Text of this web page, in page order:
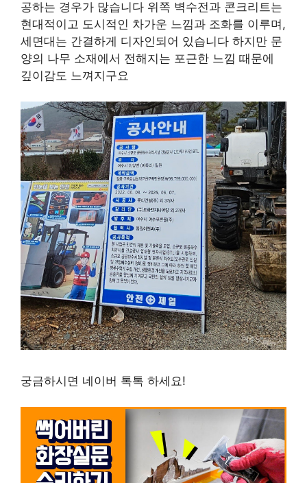
공하는 경우가 많습니다 위쪽 벽수전과 콘크리트는
현대적이고 도시적인 차가운 느낌과 조화를 이루며,
세면대는 간결하게 디자인되어 있습니다 하지만 문
양의 나무 소재에서 전해지는 포근한 느낌 때문에
깊이감도 느껴지구요
궁금하시면 네이버 톡톡 하세요!